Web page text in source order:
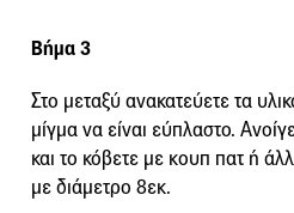
Βήμα 3
Στο μεταξύ ανακατεύετε τα
μίγμα να είναι εύπλαστο.
και το κόβετε με κουπ πατ ή
με διάμετρο 8εκ.